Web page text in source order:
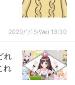
2020/1/15(We) 13:30
れ
れ